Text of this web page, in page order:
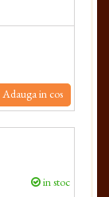
Adauga in cos
in stoc